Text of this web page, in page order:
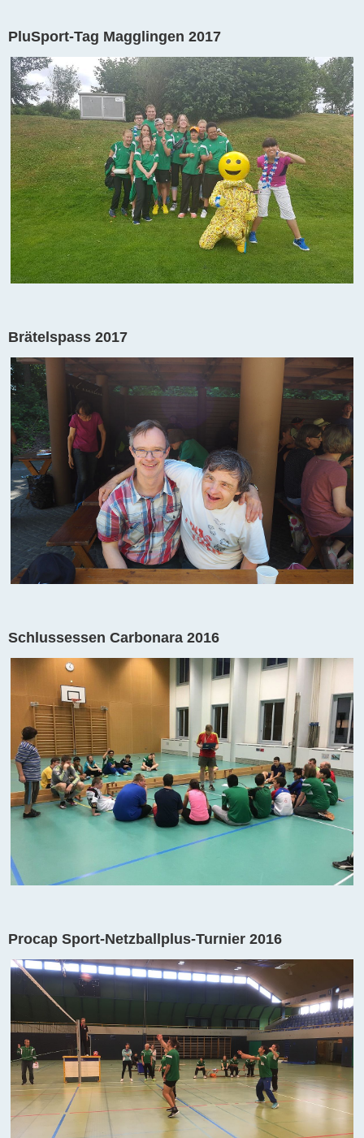
PluSport-Tag Magglingen 2017
Brätelspass 2017
Schlussessen Carbonara 2016
Procap Sport-Netzballplus-Turnier 2016